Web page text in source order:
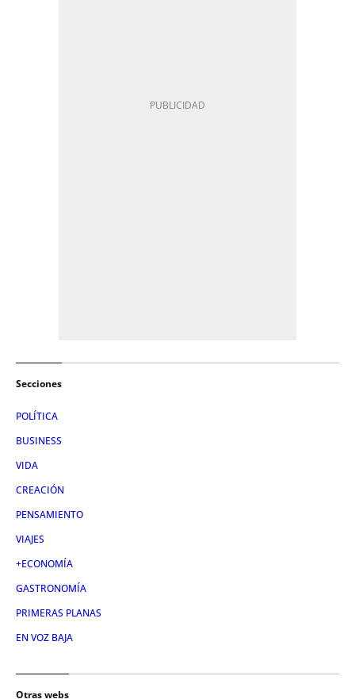
Secciones
POLÍTICA
BUSINESS
VIDA
CREACIÓN
PENSAMIENTO
VIAJES
+ECONOMÍA
GASTRONOMÍA
PRIMERAS PLANAS
EN VOZ BAJA
Otras webs